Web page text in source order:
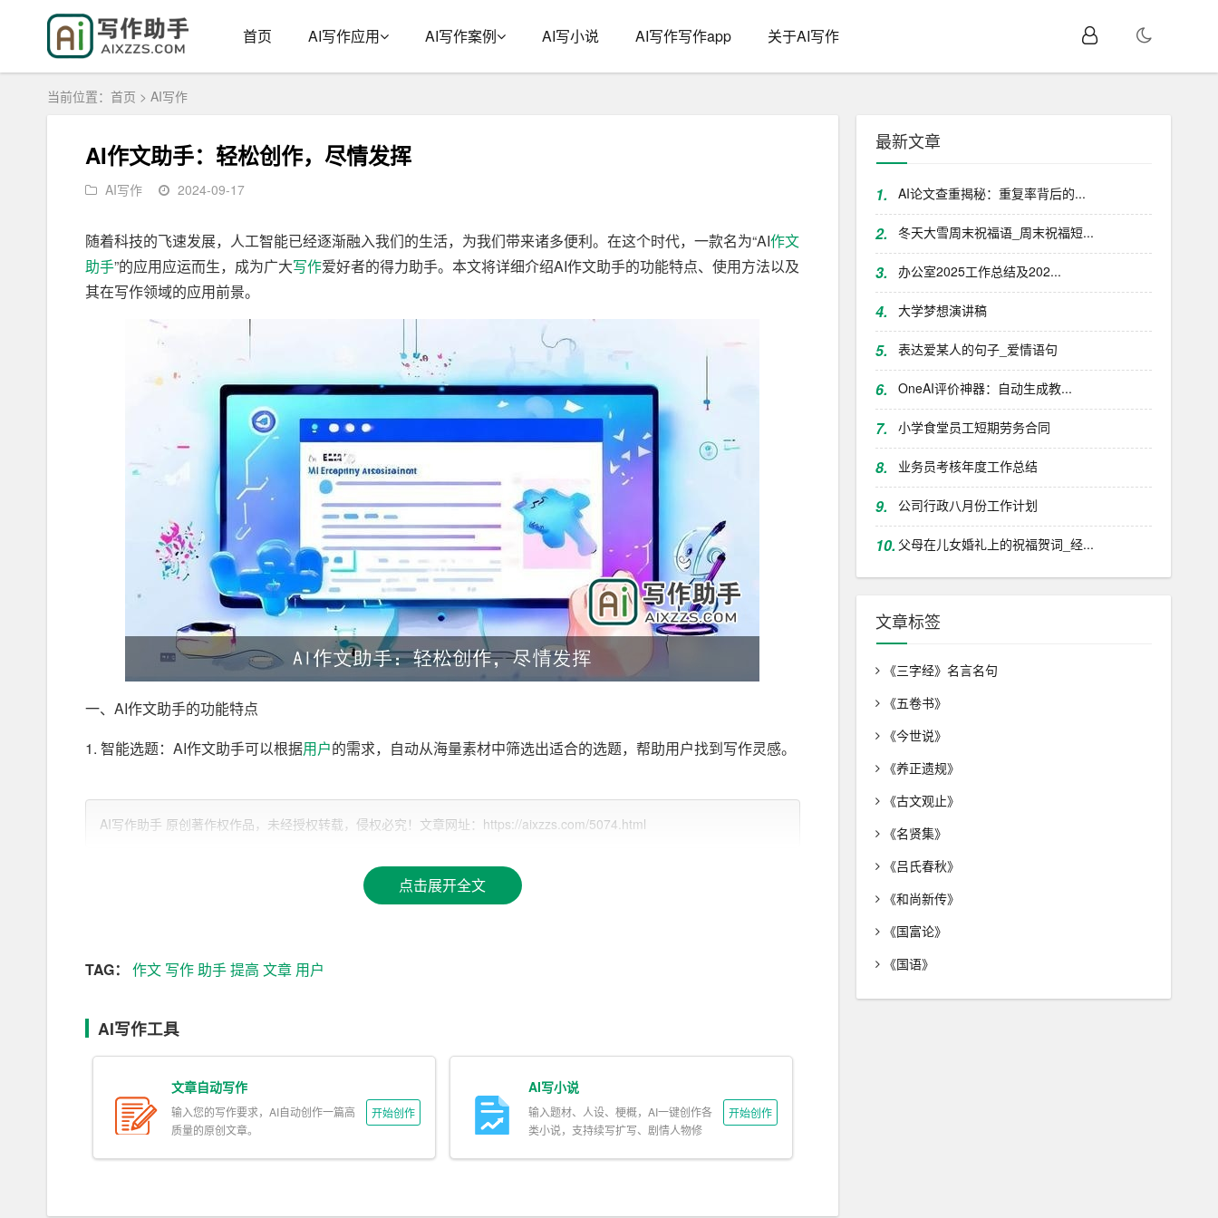
首页 AI写作应用 AI写作案例 AI写小说 AI写作写作app 关于AI写作
当前位置： 首页 > AI写作
AI作文助手：轻松创作，尽情发挥
AI写作 2024-09-17
随着科技的飞速发展，人工智能已经逐渐融入我们的生活，为我们带来诸多便利。在这个时代，一款名为“AI作文
助手”的应用应运而生，成为广大写作爱好者的得力助手。本文将详细介绍AI作文助手的功能特点、使用方法以及
其在写作领域的应用前景。
一、AI作文助手的功能特点
1. 智能选题：AI作文助手可以根据用户的需求，自动从海量素材中筛选出适合的选题，帮助用户找到写作灵感。
文章 内容。
5. 实时翻译：AI作文助手支持多种语言实时翻译，方便用户查阅和学习不同语言的写作技巧。
二、AI作文助手的使用方法
1. 安装注册：首先，用户需要在手机或电脑上安装AI作文助手，并完成注册。
2. 设置主题和关键词：打开AI作文助手，输入自己想要写的主题和关键词，点击“开始写作”。
3. 等待自动生成文章：AI作文助手会根据用户设定的主题和关键词，自动生成文章大纲和正文。
AI写作助手 原创著作权作品，未经授权转载，侵权必究！文章网址：https://aixzzs.com/5074.html
点击展开全文
TAG： 作文 写作助手提高 文章 用户
AI写作工具
文章自动写作
输入您的写作要求，AI自动创作一篇高
质量的原创文章。
开始创作
AI写小说
输入题材、人设、梗概，AI一键创作各
类小说，支持续写扩写、剧情人物修
开始创作
最新文章
1. AI论文查重揭秘：重复率背后的...
2. 冬天大雪周末祝福语_周末祝福短...
3. 办公室2025工作总结及202...
4. 大学梦想演讲稿
5. 表达爱某人的句子_爱情语句
6. OneAI评价神器：自动生成教...
7. 小学食堂员工短期劳务合同
8. 业务员考核年度工作总结
9. 公司行政八月份工作计划
10. 父母在儿女婚礼上的祝福贺词_经...
文章标签
《三字经》名言名句
《五卷书》
《今世说》
《养正遗规》
《古文观止》
《名贤集》
《吕氏春秋》
《和尚新传》
《国富论》
《国语》